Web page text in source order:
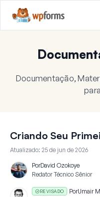
Documentação,
Criando Seu
Atualizado: 25 de jun de 2026
PorDavid Ozokoye
Redator Técnico Sênior
REVISADO PorUmair